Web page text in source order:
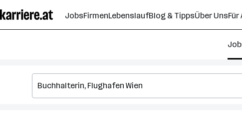
Seiteninhalt
springen
JobsFirmenLebenslaufBlog & TippsÜber Uns